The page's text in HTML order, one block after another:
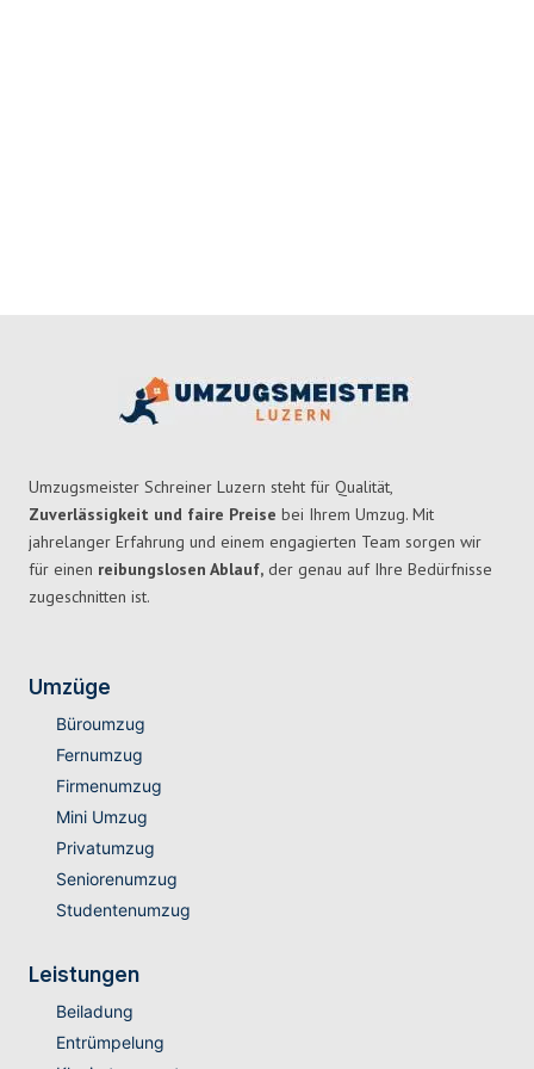
Umzugsmeister Schreiner Luzern steht für Qualität,
Zuverlässigkeit und faire Preise bei Ihrem Umzug. Mit
jahrelanger Erfahrung und einem engagierten Team sorgen wir
für einen reibungslosen Ablauf, der genau auf Ihre Bedürfnisse
zugeschnitten ist.
Umzüge
Büroumzug
Fernumzug
Firmenumzug
Mini Umzug
Privatumzug
Seniorenumzug
Studentenumzug
Leistungen
Beiladung
Entrümpelung